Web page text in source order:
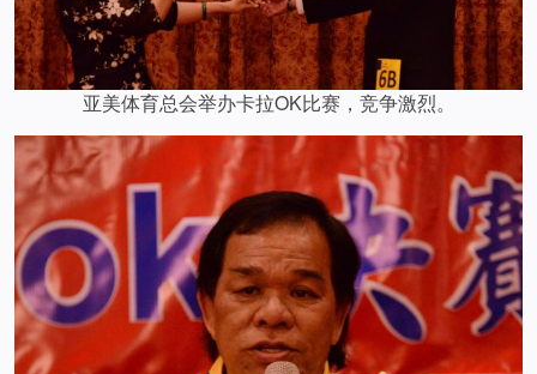
亚美体育总会举办卡拉OK比赛，竞争激烈。